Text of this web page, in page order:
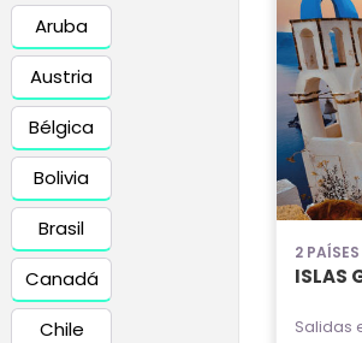
Aruba
Austria
Bélgica
Bolivia
Brasil
Canadá
Chile
2 PAÍSES
ISLAS
Salidas